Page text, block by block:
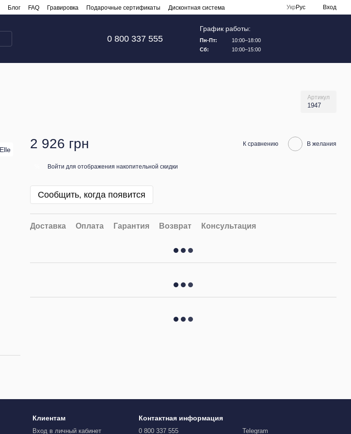
Блог FAQ Гравировка Подарочные сертификаты
Дисконтная система
Укр Рус Вход
0 800 337 555
График работы:
Пн-Пт:
10:00–18:00
Сб:
10:00–15:00
Артикул
1947
2 926 грн К сравнению В желания
Войти для отображения накопительной скидки
Сообщить, когда появится
Доставка Оплата Гарантия Возврат Консультация
Клиентам
Вход в личный кабинет
Контактная информация
0 800 337 555 Telegram